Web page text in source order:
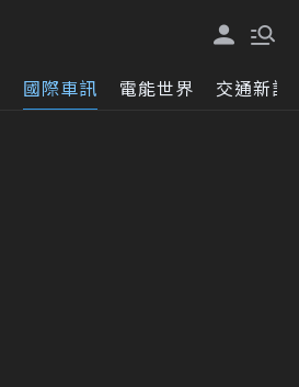
國際車訊 電能世界 交通新訊